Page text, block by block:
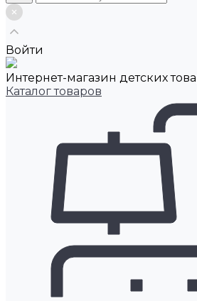
Войти
Интернет-магазин детских
Каталог товаров